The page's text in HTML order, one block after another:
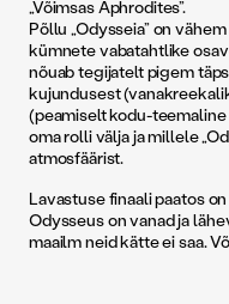
„Võimsas Aphrodites”.
Põllu „Odysseia” on
kümnete vabatahtlike
nõuab tegijatelt pigem
kujundusest
(peamiselt kodu-
oma rolli välja ja millele
atmosfäärist.
Lavastuse finaali paatos
Odysseus on vanad ja
maailm neid kätte ei saa.